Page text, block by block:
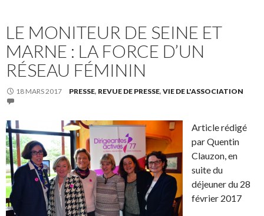
LE MONITEUR DE SEINE ET
MARNE : LA FORCE D’UN
RÉSEAU FÉMININ
18 MARS 2017 PRESSE, REVUE DE PRESSE, VIE DE L'ASSOCIATION
Article rédigé
par Quentin
Clauzon, en
suite du
déjeuner du 28
février 2017